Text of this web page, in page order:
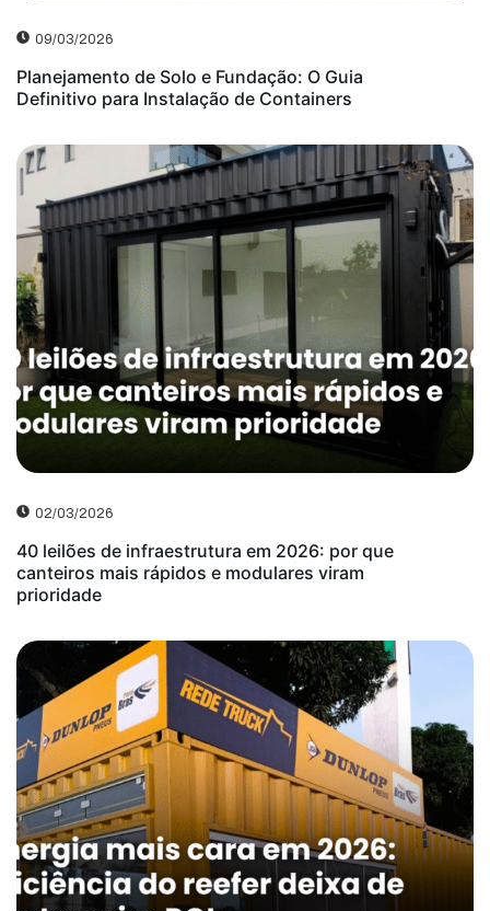
09/03/2026
Planejamento de Solo e Fundação: O Guia
Definitivo para Instalação de Containers
02/03/2026
40 leilões de infraestrutura em 2026: por que
canteiros mais rápidos e modulares viram
prioridade